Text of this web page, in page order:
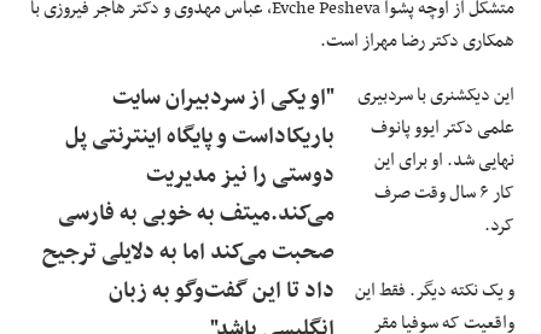
متشکل از اوچه پشوا Evche Pesheva، عباس مهدوی و دکتر هاجر فیروزی با
همکاری دکتر رضا مهراز است.
"او یکی از سردبیران سایت
باریکاداست و پایگاه اینترنتی پل
دوستی را نیز مدیریت
می‌کند.میتف به خوبی به فارسی
صحبت می‌کند اما به دلایلی ترجیح
داد تا این گفت‌وگو به زبان
این دیکشنری با سردبیری
علمی دکتر ایوو پانوف
نهایی شد. او برای این
کار ۶ سال وقت صرف
کرد.
و یک نکته دیگر. فقط این
واقعیت که سوفیا مقر